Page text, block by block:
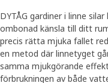
DYTÅG gardiner i linne
ombonad känsla till ditt
precis rätta mjuka fallet
en metod där linnetyget
samma mjukgörande
förbrukningen av både